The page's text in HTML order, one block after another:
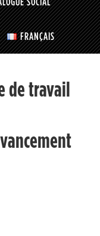
FRANÇAIS
de travail